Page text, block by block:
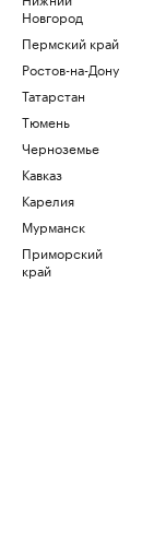
Новгород
Пермский край
Ростов-на-Дону
Татарстан
Тюмень
Черноземье
Кавказ
Карелия
Мурманск
Приморский
край